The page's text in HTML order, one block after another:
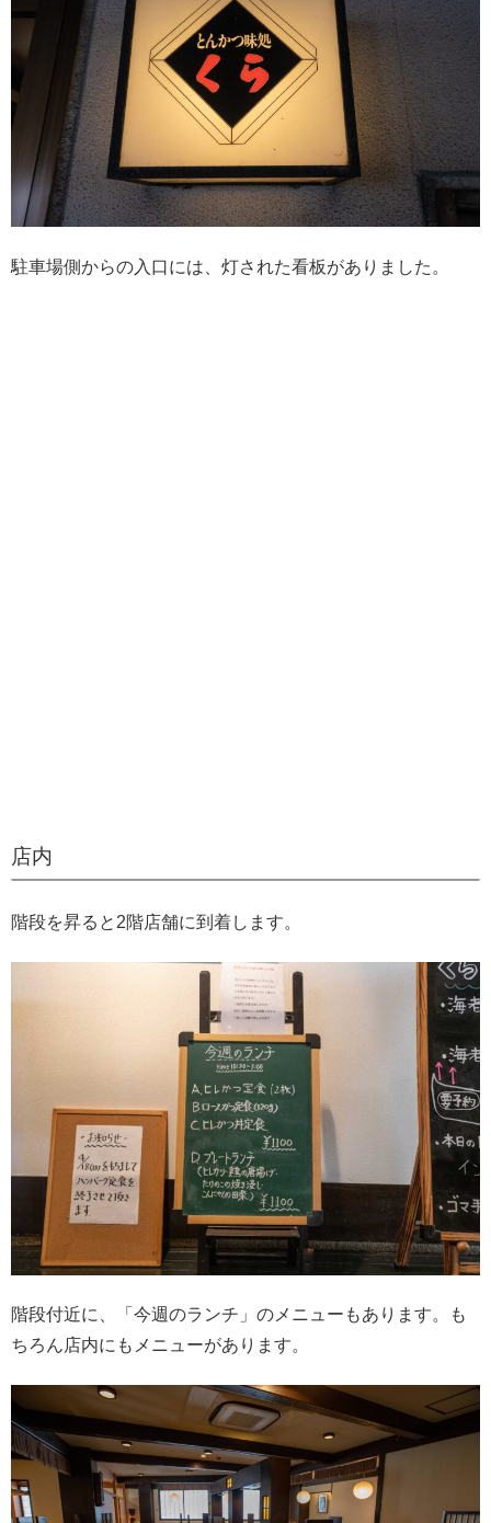
駐車場側からの入口には、灯された看板がありました。
店内
階段を昇ると2階店舗に到着します。
階段付近に、「今週のランチ」のメニューもあります。も
ちろん店内にもメニューがあります。